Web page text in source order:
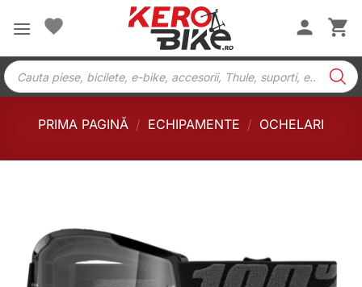
Products
search
PRIMA PAGINĂ / ECHIPAMENTE / OCHELARI